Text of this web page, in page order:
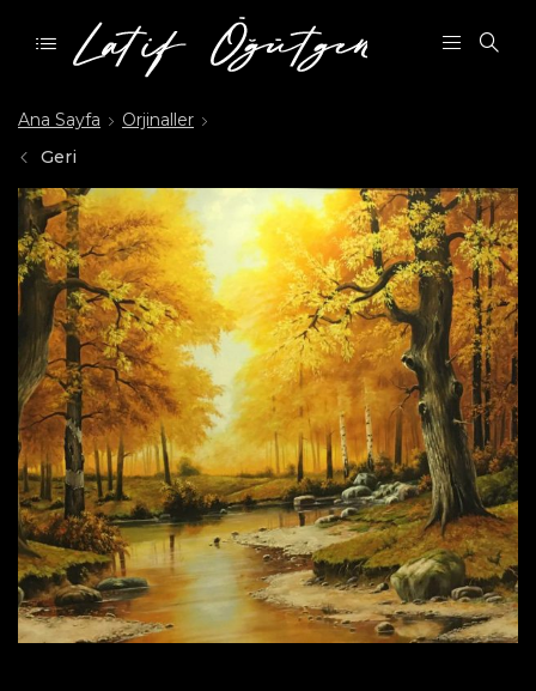
Ana Sayfa
Orjinaller
Geri